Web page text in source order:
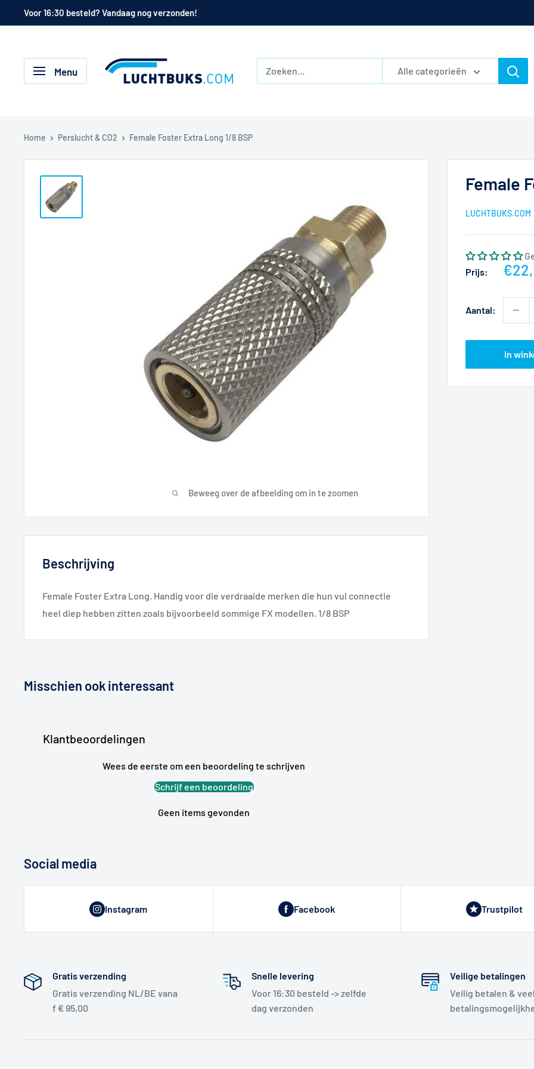
de
Voor 16:30 besteld? Vandaag nog verzonden!
Menu Luchtbuks.com
Alle categorieën
Home Perslucht & CO2 Female Foster Extra Long 1/8 BSP
Beweeg over de afbeelding om in te zoomen
Female
LUCHTBUKS.COM
Prijs:
Aantal:
In
Beschrijving
Female Foster Extra Long. Handig voor die verdraaide merken die hun vul connectie
heel diep hebben zitten zoals bijvoorbeeld sommige FX modellen. 1/8 BSP
Misschien ook interessant
Klantbeoordelingen
Wees de eerste om een beoordeling te schrijven
Schrijf een beoordeling
Geen items gevonden
Social media
Instagram Facebook Trustpilot
Gratis verzending
Gratis verzending NL/BE vana
f € 95,00
Snelle levering
Voor 16:30 besteld -> zelfde
dag verzonden
Veilige betalingen
Veilig betalen & veel